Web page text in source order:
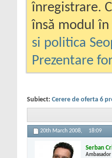
înregistrare.
însă modul
si politica
Prezentare
Subiect: Cerere de oferta 6
20th March 2008, 18:09
Serban
Ambasador